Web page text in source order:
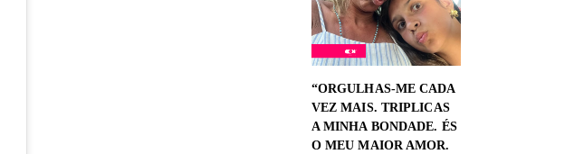
“ORGULHAS-ME CADA
VEZ MAIS. TRIPLICAS
A MINHA BONDADE. ÉS
O MEU MAIOR AMOR.